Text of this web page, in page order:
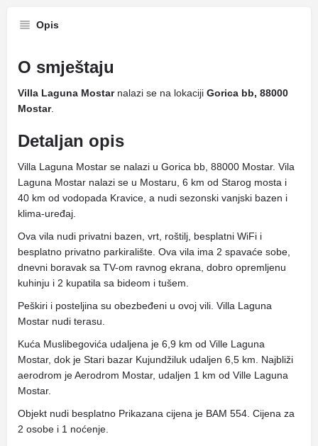
Opis
O smještaju
Villa Laguna Mostarnalazi se na lokaciji Gorica bb, 88000
Mostar.
Detaljan opis
Villa Laguna Mostar se nalazi u Gorica bb, 88000 Mostar. Vila
Laguna Mostar nalazi se u Mostaru, 6 km od Starog mosta i
40 km od vodopada Kravice, a nudi sezonski vanjski bazen i
klima-uređaj.
Ova vila nudi privatni bazen, vrt, roštilj, besplatni WiFi i
besplatno privatno parkiralište. Ova vila ima 2 spavaće sobe,
dnevni boravak sa TV-om ravnog ekrana, dobro opremljenu
kuhinju i 2 kupatila sa bideom i tušem.
Peškiri i posteljina su obezbeđeni u ovoj vili. Villa Laguna
Mostar nudi terasu.
Kuća Muslibegovića udaljena je 6,9 ​​km od Ville Laguna
Mostar, dok je Stari bazar Kujundžiluk udaljen 6,5 km. Najbliži
aerodrom je Aerodrom Mostar, udaljen 1 km od Ville Laguna
Mostar.
Objekt nudi besplatno Prikazana cijena je BAM 554. Cijena za
2 osobe i 1 noćenje.